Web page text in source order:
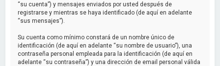
“su cuenta”) y mensajes enviados por usted después de
registrarse y mientras se haya identificado (de aquí en adelante
“sus mensajes”).
Su cuenta como mínimo constará de un nombre único de
identificación (de aquí en adelante “su nombre de usuario”), una
contraseña personal empleada para la identificación (de aquí en
adelante “su contraseña”) y una dirección de email personal válida